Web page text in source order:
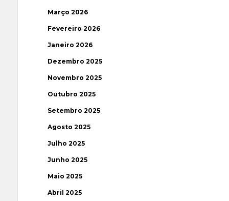
Março 2026
Fevereiro 2026
Janeiro 2026
Dezembro 2025
Novembro 2025
Outubro 2025
Setembro 2025
Agosto 2025
Julho 2025
Junho 2025
Maio 2025
Abril 2025